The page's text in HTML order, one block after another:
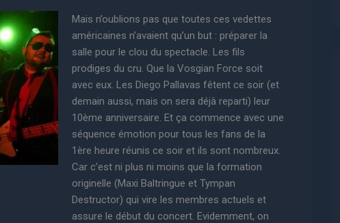
Mais n’oublions pas que toutes ces vedettes
américaines n’avaient qu’un but : préparer la
salle pour le clou du spectacle. Les fils
prodiges du cru. Que la Vosgian Force soit
avec eux. Les Diego Pallavas fêtent ce soir (et
demain aussi, mais on sera déjà reparti) leur
10ème anniversaire. Et ça commence avec une
séquence émotion pour tous les fans de la
1ère heure réunis ce soir et ils sont nombreux.
Car c’est ni plus ni moins que la formation
originelle (Maxi Baltringue et Tympan
Destructor) qui vire les membres actuels et
assure le début du concert. Evidemment, on